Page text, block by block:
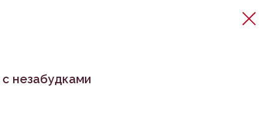
незабудками